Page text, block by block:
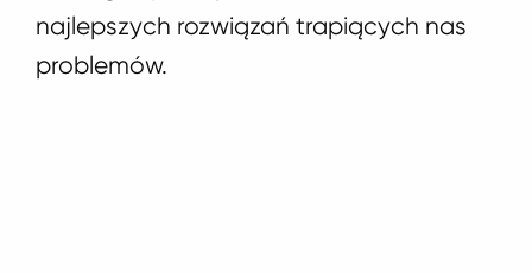
najlepszych rozwiązań trapiących nas
problemów.